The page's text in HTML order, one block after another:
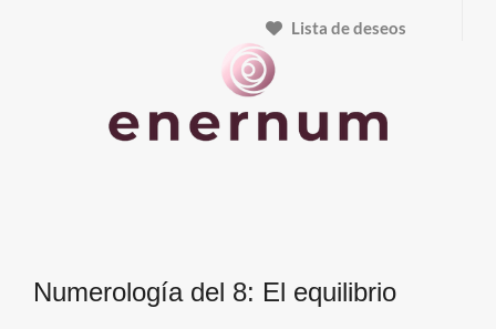
Lista de deseos
Numerología del 8: El equilibrio